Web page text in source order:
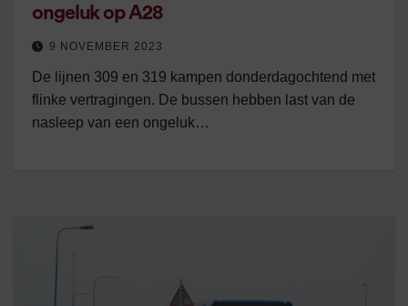
ongeluk op A28
9 NOVEMBER 2023
De lijnen 309 en 319 kampen donderdagochtend met
flinke vertragingen. De bussen hebben last van de
nasleep van een ongeluk…